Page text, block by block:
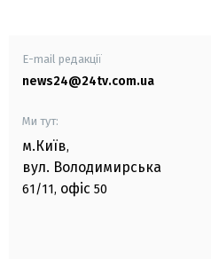
E-mail редакції
news24@24tv.com.ua
Ми тут:
м.Київ,
вул. Володимирська
61/11, офіс 50